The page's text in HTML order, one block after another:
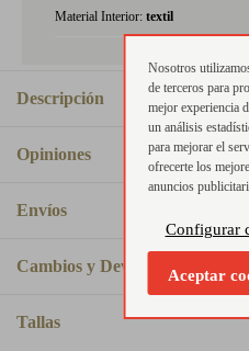
Material Interior: textil
Descripción
Opiniones
Envíos
Cambios y Devoluciones
Tallas
Nosotros
de terceros para
mejor experiencia
un análisis
para mejorar el
ofrecerte los
anuncios
Configurar
Aceptar